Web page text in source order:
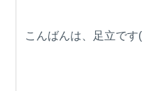
こんばんは、足立です